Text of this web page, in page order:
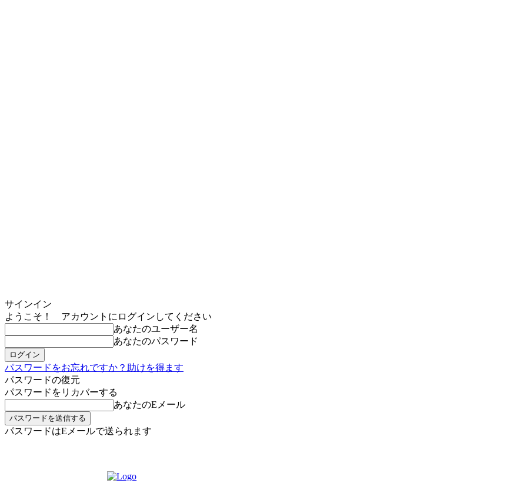
サインイン
ようこそ！ アカウントにログインしてください
あなたのユーザー名
あなたのパスワード
パスワードをお忘れですか？助けを得ます
パスワードの復元
パスワードをリカバーする
あなたのEメール
パスワードはEメールで送られます